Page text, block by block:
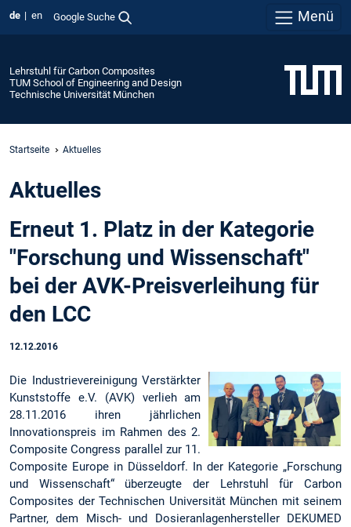
de en Google Suche Menü
Lehrstuhl für Carbon Composites
TUM School of Engineering and Design
Technische Universität München
Startseite Aktuelles
Aktuelles
Erneut 1. Platz in der Kategorie
"Forschung und Wissenschaft"
bei der AVK-Preisverleihung für
den LCC
12.12.2016
Die Industrievereinigung Verstärkter
Kunststoffe e.V. (AVK) verlieh am
28.11.2016 ihren jährlichen
Innovationspreis im Rahmen des 2.
Composite Congress parallel zur 11.
Composite Europe in Düsseldorf. In der Kategorie „Forschung
und Wissenschaft“ überzeugte der Lehrstuhl für Carbon
Composites der Technischen Universität München mit seinem
Partner, dem Misch- und Dosieranlagenhersteller DEKUMED